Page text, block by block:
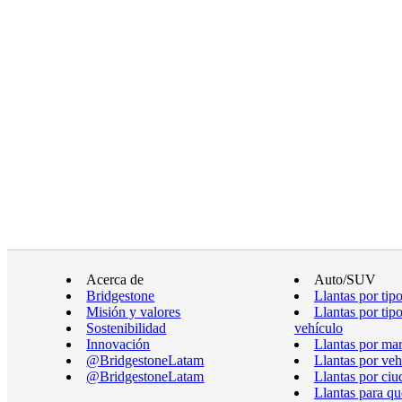
Acerca de
Bridgestone
Misión y valores
Sostenibilidad
Innovación
@BridgestoneLatam
@BridgestoneLatam
Auto/SUV
Llantas por tipo
Llantas por
vehículo
Llantas por
Llantas por
Llantas por
Llantas para